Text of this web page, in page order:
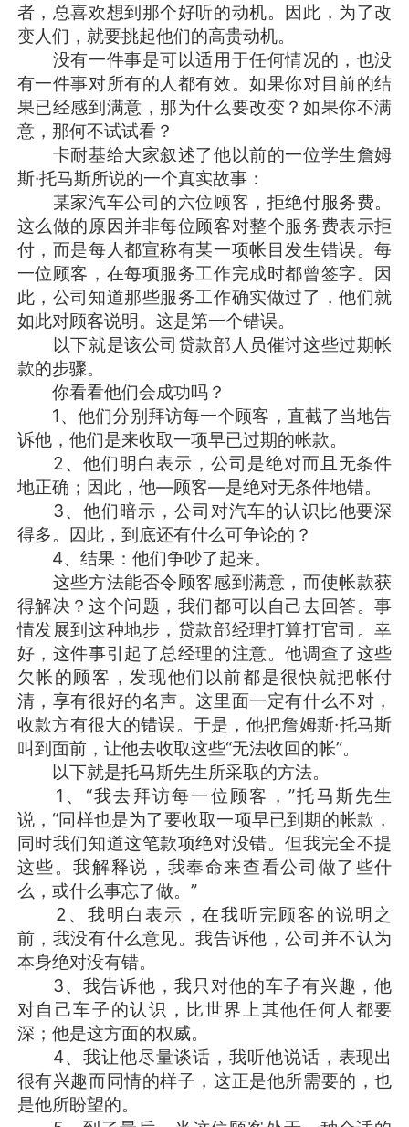
者，总喜欢想到那个好听的动机。因此，为了改
变人们，就要挑起他们的高贵动机。
没有一件事是可以适用于任何情况的，也没
有一件事对所有的人都有效。如果你对目前的结
果已经感到满意，那为什么要改变？如果你不满
意，那何不试试看？
卡耐基给大家叙述了他以前的一位学生詹姆
斯·托马斯所说的一个真实故事：
某家汽车公司的六位顾客，拒绝付服务费。
这么做的原因并非每位顾客对整个服务费表示拒
付，而是每人都宣称有某一项帐目发生错误。每
一位顾客，在每项服务工作完成时都曾签字。因
此，公司知道那些服务工作确实做过了，他们就
如此对顾客说明。这是第一个错误。
以下就是该公司贷款部人员催讨这些过期帐
款的步骤。
你看看他们会成功吗？
1、他们分别拜访每一个顾客，直截了当地告
诉他，他们是来收取一项早已过期的帐款。
2、他们明白表示，公司是绝对而且无条件
地正确；因此，他—顾客—是绝对无条件地错。
3、他们暗示，公司对汽车的认识比他要深
得多。因此，到底还有什么可争论的？
4、结果：他们争吵了起来。
这些方法能否令顾客感到满意，而使帐款获
得解决？这个问题，我们都可以自己去回答。事
情发展到这种地步，贷款部经理打算打官司。幸
好，这件事引起了总经理的注意。他调查了这些
欠帐的顾客，发现他们以前都是很快就把帐付
清，享有很好的名声。这里面一定有什么不对，
收款方有很大的错误。于是，他把詹姆斯·托马斯
叫到面前，让他去收取这些“无法收回的帐”。
以下就是托马斯先生所采取的方法。
1、“我去拜访每一位顾客，”托马斯先生
说，“同样也是为了要收取一项早已到期的帐款，
同时我们知道这笔款项绝对没错。但我完全不提
这些。我解释说，我奉命来查看公司做了些什
么，或什么事忘了做。”
2、我明白表示，在我听完顾客的说明之
前，我没有什么意见。我告诉他，公司并不认为
本身绝对没有错。
3、我告诉他，我只对他的车子有兴趣，他
对自己车子的认识，比世界上其他任何人都要
深；他是这方面的权威。
4、我让他尽量谈话，我听他说话，表现出
很有兴趣而同情的样子，这正是他所需要的，也
是他所盼望的。